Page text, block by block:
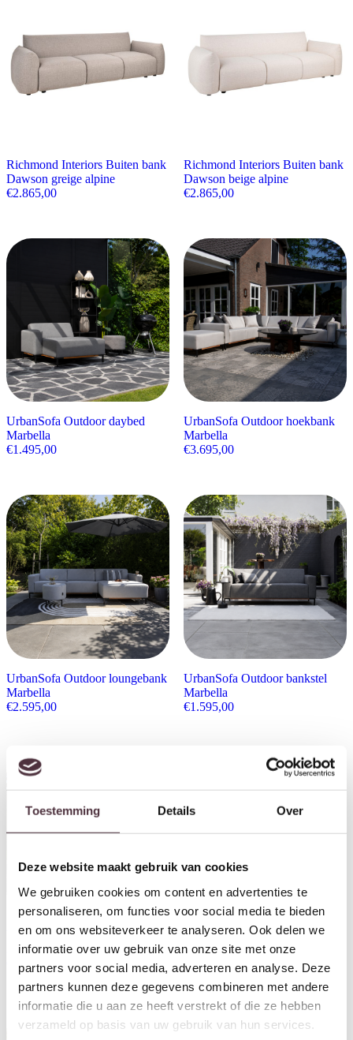
Toestemming Details Over
Deze website maakt gebruik van cookies
We gebruiken cookies om content en advertenties te
personaliseren, om functies voor social media te bieden
en om ons websiteverkeer te analyseren. Ook delen we
informatie over uw gebruik van onze site met onze
partners voor social media, adverteren en analyse. Deze
partners kunnen deze gegevens combineren met andere
informatie die u aan ze heeft verstrekt of die ze hebben
verzameld op basis van uw gebruik van hun services.
Richmond Interiors Buiten bank
Dawson greige alpine
€2.865,00
Richmond Interiors Buiten bank
Dawson beige alpine
€2.865,00
UrbanSofa Outdoor daybed
Marbella
€1.495,00
UrbanSofa Outdoor hoekbank
Marbella
€3.695,00
UrbanSofa Outdoor loungebank
Marbella
€2.595,00
UrbanSofa Outdoor bankstel
Marbella
€1.595,00
UrbanSofa Outdoor hoekbank
Provence
3.995,00
UrbanSofa Outdoor loungebank
Provence
€2.895,00